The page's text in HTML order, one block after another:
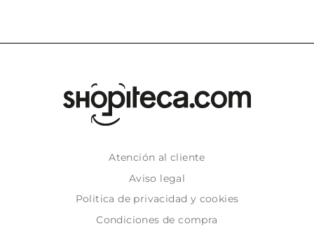
Atención al cliente
Aviso legal
Politica de privacidad y cookies
Condiciones de compra